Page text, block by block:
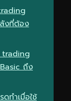
งที่ต้อง
trading
ถึง
ทำเมื่อใช้